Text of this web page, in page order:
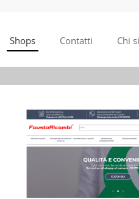
Shops Contatti Chi